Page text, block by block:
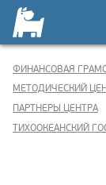
ФИНАНСОВАЯ
МЕТОДИЧЕСКИЙ
ПАРТНЕРЫ ЦЕНТРА
ТИХООКЕАНСКИЙ